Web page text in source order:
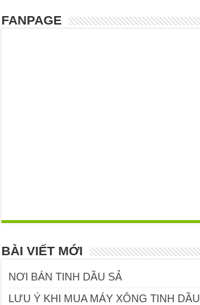
FANPAGE
BÀI VIẾT MỚI
NƠI BÁN TINH DẦU SẢ
LƯU Ý KHI MUA MÁY XÔNG TINH DẦU